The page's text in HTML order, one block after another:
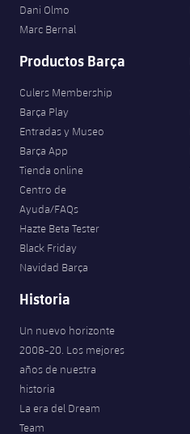
Dani Olmo
Marc Bernal
Productos Barça
Culers Membership
Barça Play
Entradas y Museo
Barça App
Tienda online
Centro de
Ayuda/FAQs
Hazte Beta Tester
Black Friday
Navidad Barça
Historia
Un nuevo horizonte
2008-20. Los mejores
años de nuestra
historia
La era del Dream
Team